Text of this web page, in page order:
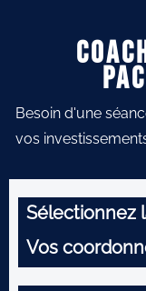
Besoin d'une
vos
Sélectionnez
Vos